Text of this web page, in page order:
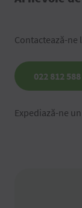
Contactează-ne
022 812 588
Expediază-ne